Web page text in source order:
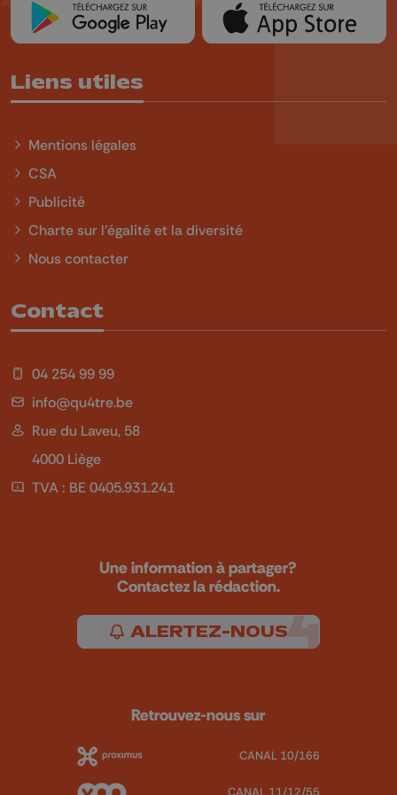
Liens utiles
Mentions légales
CSA
Publicité
Charte sur l'égalité et la diversité
Nous contacter
Contact
04 254 99 99
info@qu4tre.be
Rue du Laveu, 58
4000 Liège
TVA : BE 0405.931.241
Une information à partager?
Contactez la rédaction.
ALERTEZ-NOUS
Retrouvez-nous sur
CANAL 10/166
CANAL 11/12/55